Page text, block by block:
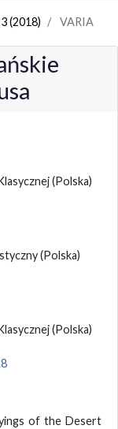
(2018) VARIA
(Polska)
(Polska)
(Polska)
of the Desert